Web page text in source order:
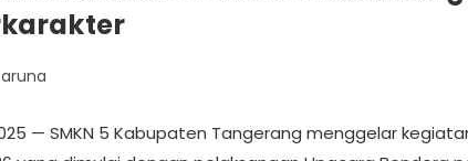
— SMKN 5 Kabupaten Tangerang menggelar